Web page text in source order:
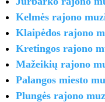
Kelmės rajono
Klaipėdos rajono
Kretingos rajono
Mažeikių rajono
Palangos miesto
Plungės rajono